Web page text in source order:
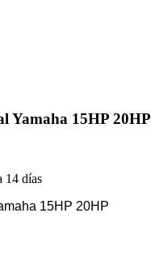
Yamaha 15HP 20HP
14 días
15HP 20HP